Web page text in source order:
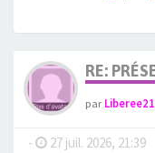
RE:
parLiberee21
- 27 juil. 2026, 21:39